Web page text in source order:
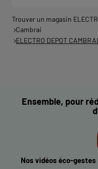
Trouver un magasin
Cambrai
ELECTRO DEPOT CAMBRAI
Ensemble, pour
Nos vidéos éco-gestes